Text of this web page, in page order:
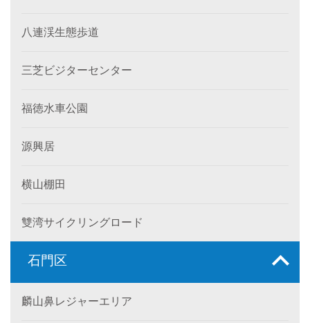
八連渓生態歩道
三芝ビジターセンター
福徳水車公園
源興居
横山棚田
雙湾サイクリングロード
石門区
麟山鼻レジャーエリア